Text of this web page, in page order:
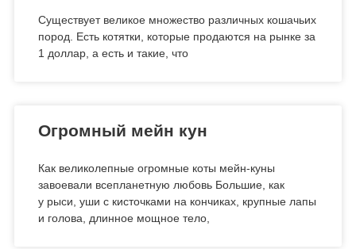
Существует великое множество различных кошачьих
пород. Есть котятки, которые продаются на рынке за
1 доллар, а есть и такие, что
Огромный мейн кун
Как великолепные огромные коты мейн-куны
завоевали всепланетную любовь Большие, как
у рыси, уши с кисточками на кончиках, крупные лапы
и голова, длинное мощное тело,